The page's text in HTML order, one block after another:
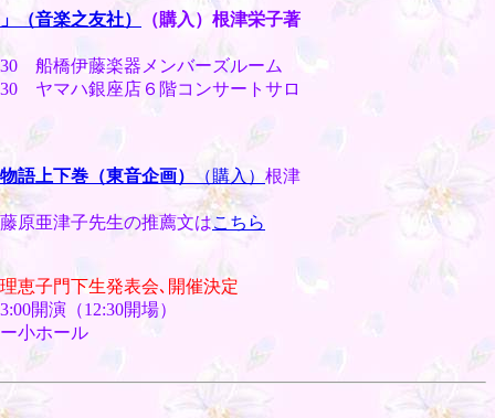
（音楽之友社） （購入）根津栄子著
船橋伊藤楽器メンバーズルーム
ヤマハ銀座店６階コンサートサロ
語上下巻（東音企画） （購入） 根津
原亜津子先生の推薦文はこちら
恵子門下生発表会､開催決定
開演（12:30開場）
小ホール